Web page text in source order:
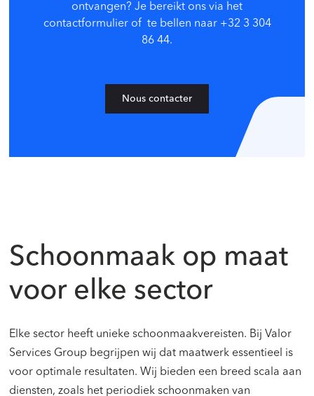
ontvangen? Je bereikt ons via het
contactformulier of te bellen naar +32 3 304
86 44.
Nous contacter
Schoonmaak op maat
voor elke sector
Elke sector heeft unieke schoonmaakvereisten. Bij Valor
Services Group begrijpen wij dat maatwerk essentieel is
voor optimale resultaten. Wij bieden een breed scala aan
diensten, zoals het periodiek schoonmaken van